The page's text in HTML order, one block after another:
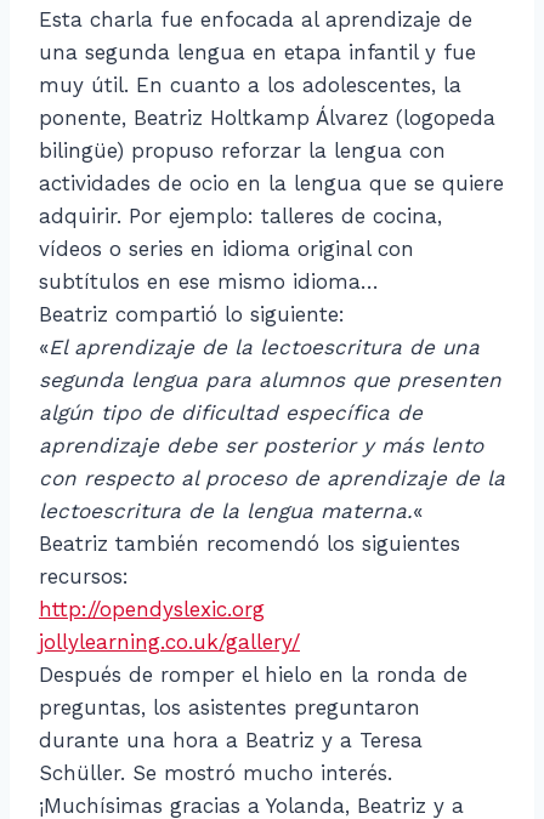
Esta charla fue enfocada al aprendizaje de
una segunda lengua en etapa infantil y fue
muy útil. En cuanto a los adolescentes, la
ponente, Beatriz Holtkamp Álvarez (logopeda
bilingüe) propuso reforzar la lengua con
actividades de ocio en la lengua que se quiere
adquirir. Por ejemplo: talleres de cocina,
vídeos o series en idioma original con
subtítulos en ese mismo idioma…
Beatriz compartió lo siguiente:
«El aprendizaje de la lectoescritura de una
segunda lengua para alumnos que presenten
algún tipo de dificultad específica de
aprendizaje debe ser posterior y más lento
con respecto al proceso de aprendizaje de la
lectoescritura de la lengua materna.«
Beatriz también recomendó los siguientes
recursos:
http://opendyslexic.org
jollylearning.co.uk/gallery/
Después de romper el hielo en la ronda de
preguntas, los asistentes preguntaron
durante una hora a Beatriz y a Teresa
Schüller. Se mostró mucho interés.
¡Muchísimas gracias a Yolanda, Beatriz y a